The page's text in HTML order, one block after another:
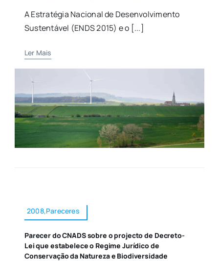
A Estratégia Nacional de Desenvolvimento
Sustentável (ENDS 2015) e o [...]
Ler Mais
2008,Pareceres
Parecer do CNADS sobre o projecto de Decreto-
Lei que estabelece o Regime Jurídico de
Conservação da Natureza e Biodiversidade